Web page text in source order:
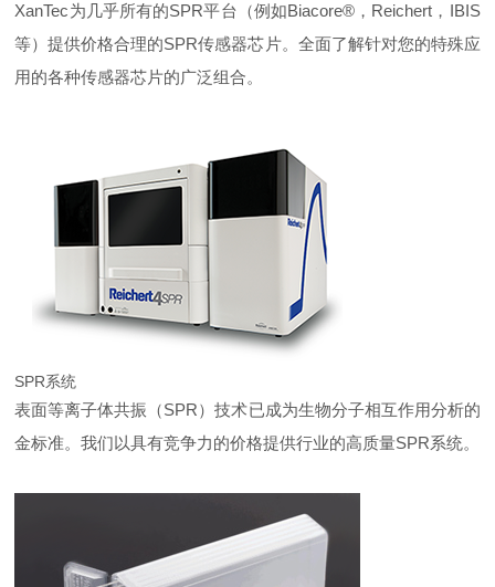
XanTec为几乎所有的SPR平台（例如Biacore®，Reichert，IBIS
等）提供价格合理的SPR传感器芯片。全面了解针对您的特殊应
用的各种传感器芯片的广泛组合。
SPR系统
表面等离子体共振（SPR）技术已成为生物分子相互作用分析的
金标准。我们以具有竞争力的价格提供行业的高质量SPR系统。